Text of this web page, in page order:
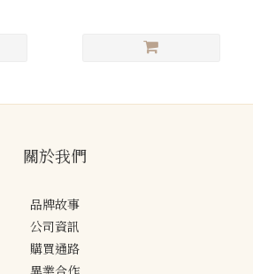
關於我們
品牌故事
公司資訊
購買通路
異業合作